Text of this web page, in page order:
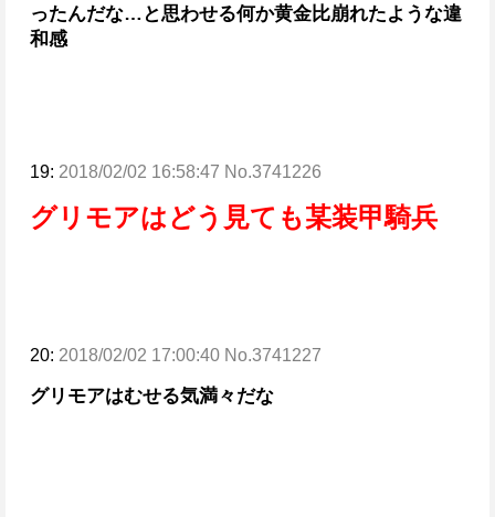
ったんだな…と思わせる何か黄金比崩れたような違
和感
19: 2018/02/02 16:58:47 No.3741226
グリモアはどう見ても某装甲騎兵
20: 2018/02/02 17:00:40 No.3741227
グリモアはむせる気満々だな